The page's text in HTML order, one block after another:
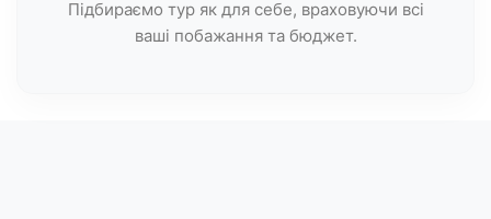
Підбираємо тур як для себе, враховуючи всі
ваші побажання та бюджет.